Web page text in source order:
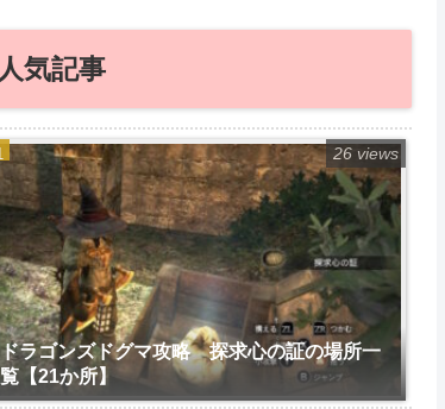
人気記事
ドラゴンズドグマ攻略 探求心の証の場所一
覧【21か所】
26 views